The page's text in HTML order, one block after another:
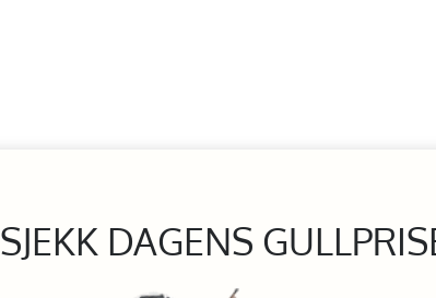
SJEKK DAGENS